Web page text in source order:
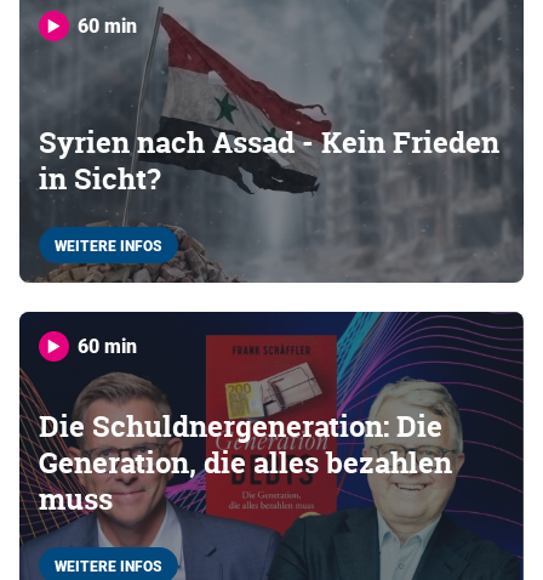
60 min
Syrien nach Assad - Kein Frieden
in Sicht?
WEITERE INFOS
60 min
Die Schuldnergeneration: Die
Generation, die alles bezahlen
muss
WEITERE INFOS